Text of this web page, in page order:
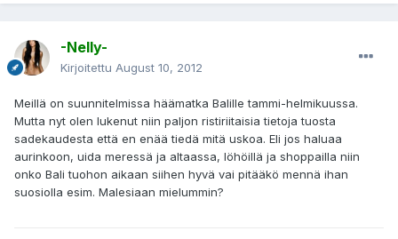
-Nelly-
Kirjoitettu August 10, 2012
Meillä on suunnitelmissa häämatka Balille tammi-helmikuussa.
Mutta nyt olen lukenut niin paljon ristiriitaisia tietoja tuosta
sadekaudesta että en enää tiedä mitä uskoa. Eli jos haluaa
aurinkoon, uida meressä ja altaassa, löhöillä ja shoppailla niin
onko Bali tuohon aikaan siihen hyvä vai pitääkö mennä ihan
suosiolla esim. Malesiaan mielummin?